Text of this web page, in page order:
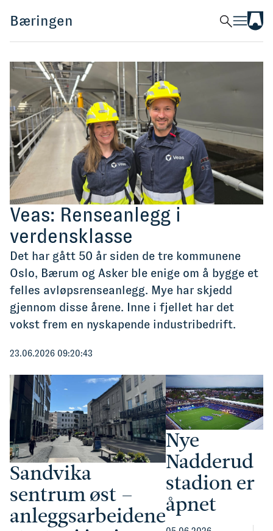
Bæringen SøkMeny
Til
Utvikling
Artikler
Veas: Renseanlegg i
verdensklasse
Det har gått 50 år siden de tre kommunene
Oslo, Bærum og Asker ble enige om å bygge et
felles avløpsrenseanlegg. Mye har skjedd
gjennom disse årene. Inne i fjellet har det
vokst frem en nyskapende industribedrift.
23.06.2026 09:20:43
Sandvika
sentrum øst –
anleggsarbeidene
Nye
Nadderud
stadion er
åpnet